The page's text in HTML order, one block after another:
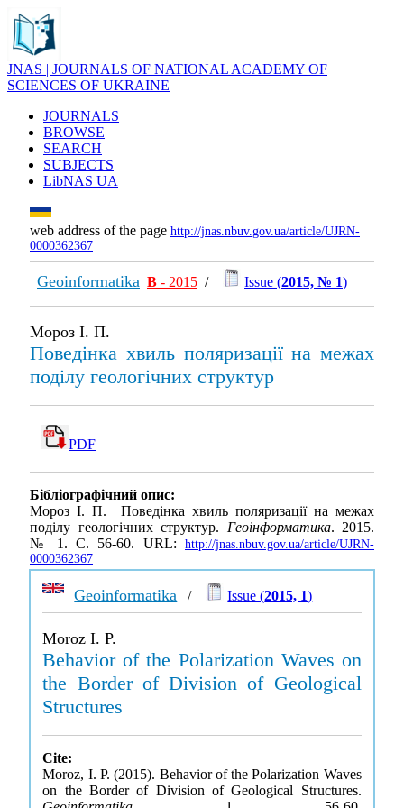
JNAS | JOURNALS OF NATIONAL ACADEMY OF
SCIENCES OF UKRAINE
JOURNALS
BROWSE
SEARCH
SUBJECTS
LibNAS UA
web address of the page http://jnas.nbuv.gov.ua/article/UJRN-
0000362367
Geoinformatika В - 2015 / Issue (2015, № 1)
Мороз І. П.
Поведінка хвиль поляризації на межах
поділу геологічних структур
PDF
Бібліографічний опис:
Мороз І. П. Поведінка хвиль поляризації на межах
поділу геологічних структур. Геоінформатика. 2015.
№ 1. С. 56-60. URL: http://jnas.nbuv.gov.ua/article/UJRN-
0000362367
Geoinformatika / Issue (2015, 1)
Moroz I. P.
Behavior of the Polarization Waves on
the Border of Division of Geological
Structures
Cite:
Moroz, I. P. (2015). Behavior of the Polarization Waves
on the Border of Division of Geological Structures.